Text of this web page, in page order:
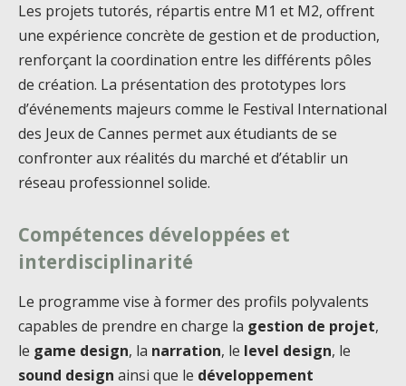
Les projets tutorés, répartis entre M1 et M2, offrent
une expérience concrète de gestion et de production,
renforçant la coordination entre les différents pôles
de création. La présentation des prototypes lors
d’événements majeurs comme le Festival International
des Jeux de Cannes permet aux étudiants de se
confronter aux réalités du marché et d’établir un
réseau professionnel solide.
Compétences développées et
interdisciplinarité
Le programme vise à former des profils polyvalents
capables de prendre en charge la gestion de projet,
le game design, la narration, le level design, le
sound design ainsi que le développement